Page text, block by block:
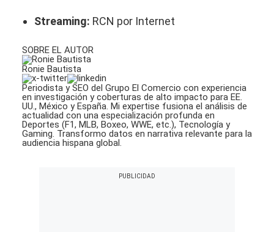
Streaming: RCN por Internet
SOBRE EL AUTOR
Ronie Bautista
Periodista y SEO del Grupo El Comercio con experiencia
en investigación y coberturas de alto impacto para EE.
UU., México y España. Mi expertise fusiona el análisis de
actualidad con una especialización profunda en
Deportes (F1, MLB, Boxeo, WWE, etc.), Tecnología y
Gaming. Transformo datos en narrativa relevante para la
audiencia hispana global.